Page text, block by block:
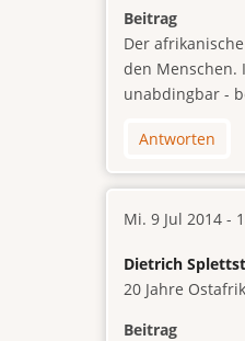
Beitrag
Der
den Menschen.
unabdingbar -
Antworten
Mi. 9 Jul 2014 -
Dietrich
20 Jahre
Beitrag